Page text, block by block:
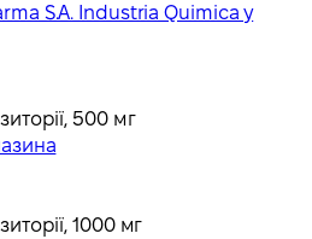
S.A. Industria Quimica y
500 мг
1000 мг